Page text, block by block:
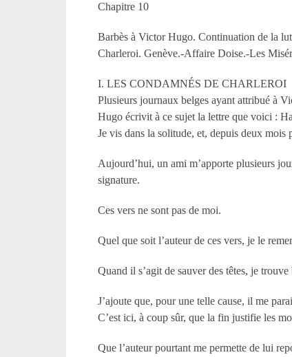
Chapitre 10
Barbès à Victor Hugo. Continuation de la
Charleroi. Genève.-Affaire Doise.-Les
I. LES CONDAMNÉS DE CHARLEROI
Plusieurs journaux belges ayant attribué à
Hugo écrivit à ce sujet la lettre que voici :
Je vis dans la solitude, et, depuis deux mois
Aujourd’hui, un ami m’apporte plusieurs
signature.
Ces vers ne sont pas de moi.
Quel que soit l’auteur de ces vers, je le
Quand il s’agit de sauver des têtes, je
J’ajoute que, pour une telle cause, il me
C’est ici, à coup sûr, que la fin justifie les
Que l’auteur pourtant me permette de lui